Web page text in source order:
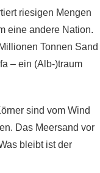
riesigen Mengen
eine andere Nation.
Tonnen Sand
– ein (Alb-)traum
sind vom Wind
Das Meersand vor
bleibt ist der